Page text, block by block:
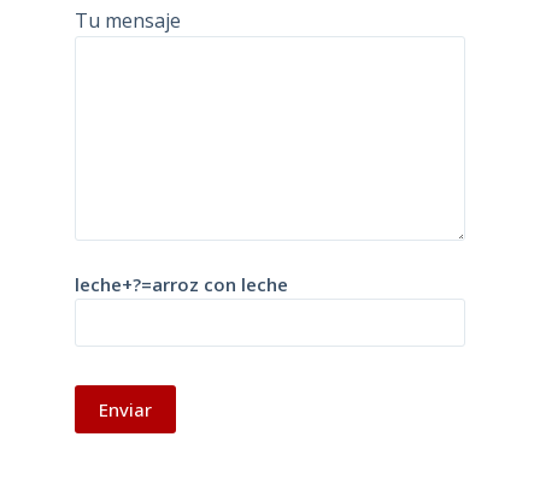
Tu mensaje
leche+?=arroz con leche